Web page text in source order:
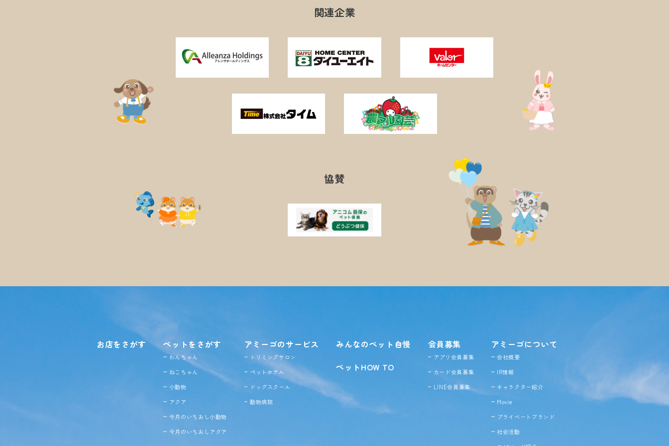
関連企業
協賛
お店をさがす ペットをさがす
わんちゃん
ねこちゃん
小動物
アクア
今月のいちおし小動物
今月のいちおしアクア
アミーゴのサービス
トリミングサロン
ペットホテル
ドッグスクール
動物病院
みんなのペット自慢
ペットHOW TO
会員募集
アプリ会員募集
カード会員募集
LINE会員募集
アミーゴについて
会社概要
IR情報
キャラクター紹介
Movie
プライベートブランド
社会活動